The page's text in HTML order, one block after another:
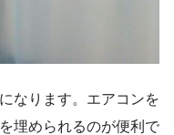
なります。エアコンを
埋められるのが便利で